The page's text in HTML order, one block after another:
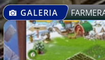
GALERIA